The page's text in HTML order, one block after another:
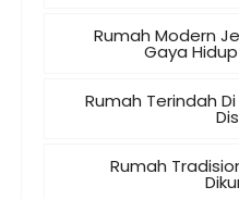
Rumah Modern
Gaya
Rumah Terindah
Rumah